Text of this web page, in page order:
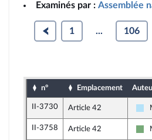
Examinés par : Assemblée
1 ... 106
n° Emplacement
II-3730 Article 42
II-3758 Article 42